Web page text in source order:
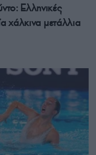
Ελληνικές
χάλκινα μετάλλια